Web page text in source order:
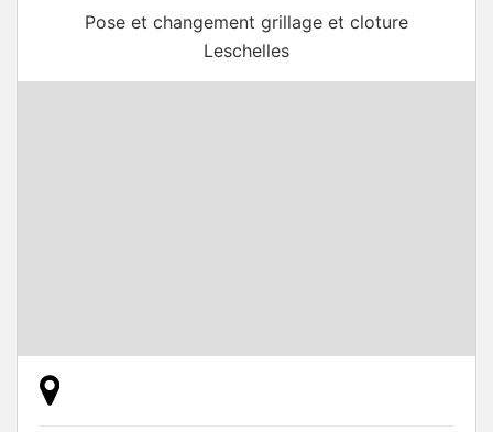
Pose et changement grillage et cloture
Leschelles